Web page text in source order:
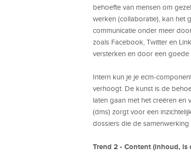
behoefte van mensen om
werken (collaboratie), kan het
communicatie onder meer
zoals Facebook, Twitter en
versterken en door een goede
Intern kun je je ecm-
verhoogt. De kunst is de
laten gaan met het creëren en
(dms) zorgt voor een
dossiers die de samenwerking
Trend 2 - Content (inhoud, is